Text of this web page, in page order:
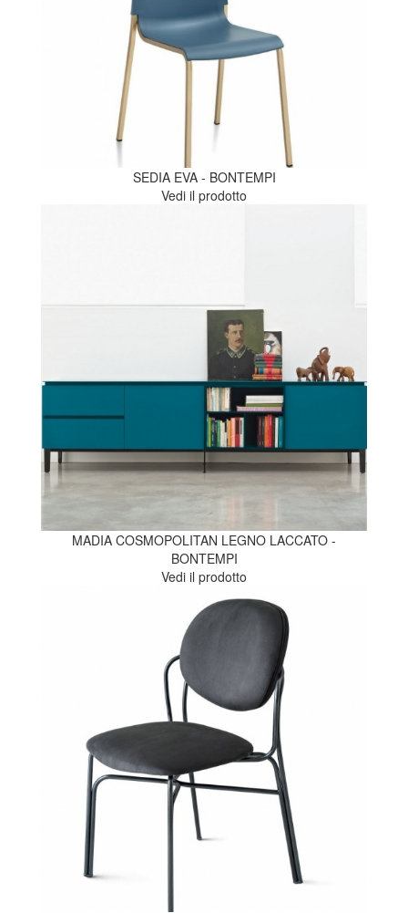
SEDIA EVA - BONTEMPI
Vedi il prodotto
MADIA COSMOPOLITAN LEGNO LACCATO -
BONTEMPI
Vedi il prodotto